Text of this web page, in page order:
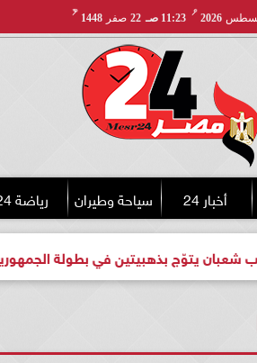
2026
مـ
11:23 صـ 22 صفر 1448
هـ
أخبار 24 سياحة وطيران رياضة 24
في بطولة الجمهورية للكيك